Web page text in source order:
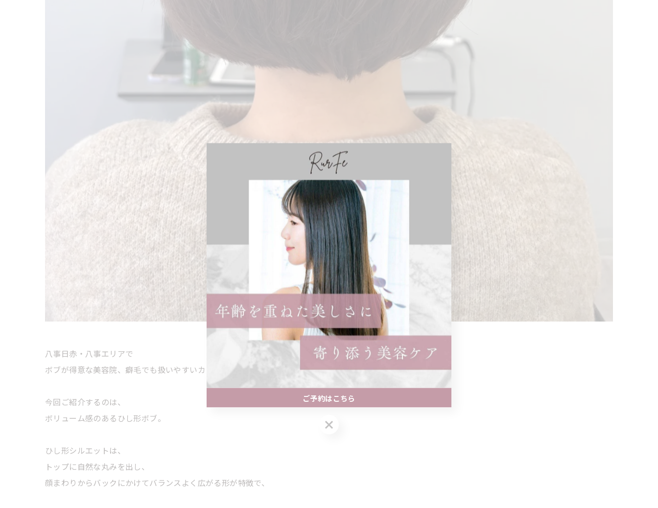
八事日赤・八事エリアで
ボブが得意な美容院、癖毛でも扱いやすいカットをお探しの方へ。
今回ご紹介するのは、
ボリューム感のあるひし形ボブ。
ひし形シルエットは、
トップに自然な丸みを出し、
顔まわりからバックにかけてバランスよく広がる形が特徴で、
ご予約はこちら
ご予約はこちら